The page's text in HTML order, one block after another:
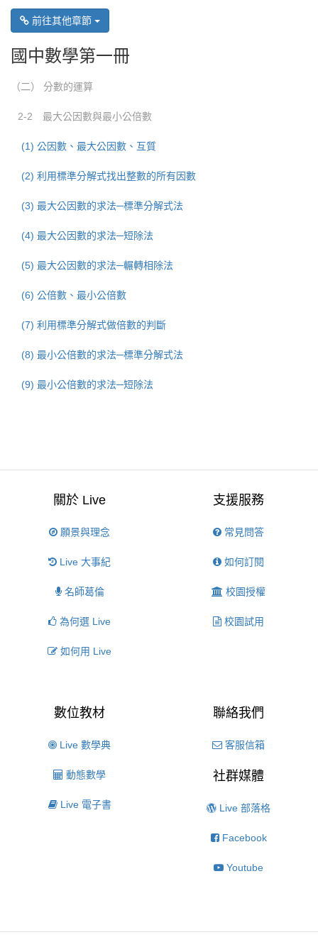
前往其他章節
國中數學第一冊
（二） 分數的運算
2-2 最大公因數與最小公倍數
(1) 公因數、最大公因數、互質
(2) 利用標準分解式找出整數的所有因數
(3) 最大公因數的求法─標準分解式法
(4) 最大公因數的求法─短除法
(5) 最大公因數的求法─輾轉相除法
(6) 公倍數、最小公倍數
(7) 利用標準分解式做倍數的判斷
(8) 最小公倍數的求法─標準分解式法
(9) 最小公倍數的求法─短除法
關於 Live
願景與理念
Live 大事紀
名師葛倫
為何選 Live
如何用 Live
支援服務
常見問答
如何訂閱
校園授權
校園試用
數位教材
Live 數學典
動態數學
Live 電子書
聯絡我們
客服信箱
社群媒體
Live 部落格
Facebook
Youtube